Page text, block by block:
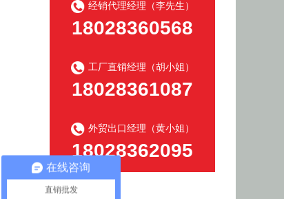
经销代理经理（李先生）
18028360568
工厂直销经理（胡小姐）
18028361087
外贸出口经理（黄小姐）
18028362095
在线咨询
直销批发